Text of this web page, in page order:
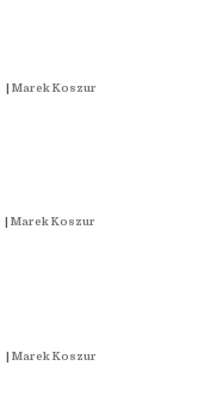
| Marek Koszur
| Marek Koszur
| Marek Koszur